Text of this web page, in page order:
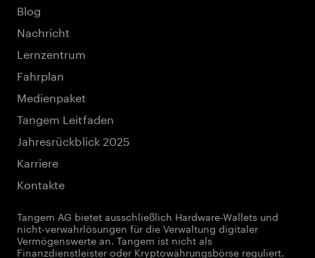
Blog
Nachricht
Lernzentrum
Fahrplan
Medienpaket
Tangem Leitfaden
Jahresrückblick 2025
Karriere
Kontakte
Tangem AG bietet ausschließlich Hardware-Wallets und
nicht-verwahrlösungen für die Verwaltung digitaler
Vermögenswerte an. Tangem ist nicht als
Finanzdienstleister oder Kryptowährungsbörse reguliert.